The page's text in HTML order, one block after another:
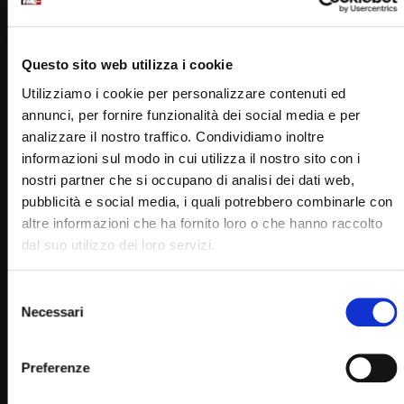
Questo sito web utilizza i cookie
Utilizziamo i cookie per personalizzare contenuti ed
annunci, per fornire funzionalità dei social media e per
analizzare il nostro traffico. Condividiamo inoltre
informazioni sul modo in cui utilizza il nostro sito con i
nostri partner che si occupano di analisi dei dati web,
pubblicità e social media, i quali potrebbero combinarle con
altre informazioni che ha fornito loro o che hanno raccolto
dal suo utilizzo dei loro servizi.
delNecessari
Preferenze
06:06
Radosci i trudnosci w relacjach z kobietami (15 Maggio
2023)
STAFF
15/05/2023